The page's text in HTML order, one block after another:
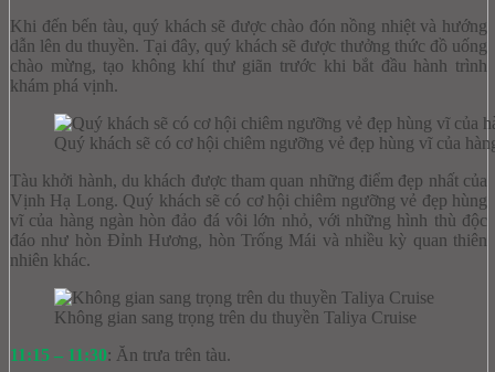
Khi đến bến tàu, quý khách sẽ được chào đón nồng nhiệt và hướng
dẫn lên du thuyền. Tại đây, quý khách sẽ được thưởng thức đồ uống
chào mừng, tạo không khí thư giãn trước khi bắt đầu hành trình
khám phá vịnh.
Quý khách sẽ có cơ hội chiêm ngưỡng vẻ đẹp hùng vĩ của
Tàu khởi hành, du khách được tham quan những điểm đẹp nhất của
Vịnh Hạ Long. Quý khách sẽ có cơ hội chiêm ngưỡng vẻ đẹp hùng
vĩ của hàng ngàn hòn đảo đá vôi lớn nhỏ, với những hình thù độc
đáo như hòn Đỉnh Hương, hòn Trống Mái và nhiều kỳ quan thiên
nhiên khác.
Không gian sang trọng trên du thuyền Taliya Cruise
11:15 – 11:30: Ăn trưa trên tàu.